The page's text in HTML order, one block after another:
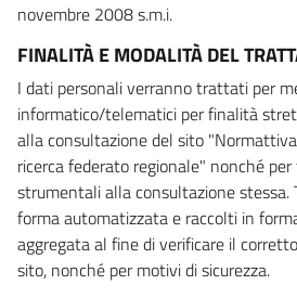
novembre 2008 s.m.i.
FINALITÀ E MODALITÀ DEL
I dati personali verranno trattati per
informatico/telematici per finalità
alla consultazione del sito
ricerca federato regionale" nonché
strumentali alla consultazione
forma automatizzata e raccolti in
aggregata al fine di verificare il
sito, nonché per motivi di sicurezza.